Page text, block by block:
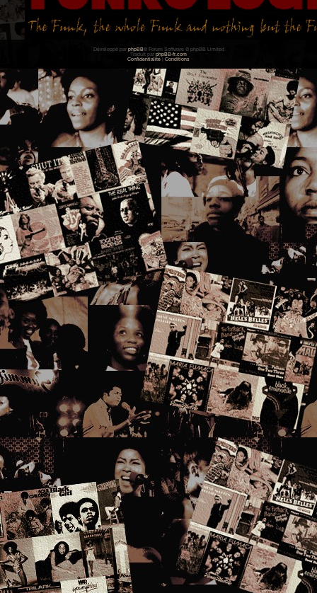
Développé par phpBB® Forum Software © phpBB Limited
Traduit par phpBB-fr.com
Confidentialité
Conditions